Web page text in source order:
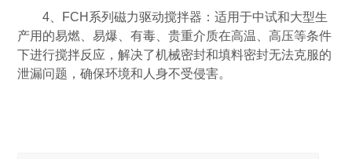
4、FCH系列磁力驱动搅拌器：适用于中试和大型生
产用的易燃、易爆、有毒、贵重介质在高温、高压等条件
下进行搅拌反应，解决了机械密封和填料密封无法克服的
泄漏问题，确保环境和人身不受侵害。